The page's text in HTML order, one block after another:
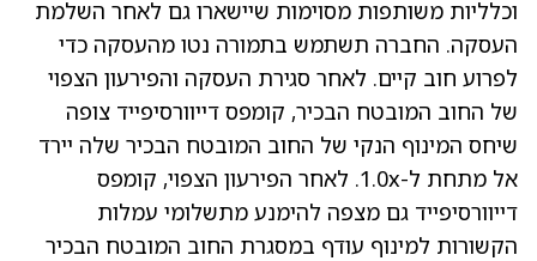
וכלליות משותפות מסוימות שיישארו גם לאחר השלמת
העסקה. החברה תשתמש בתמורה נטו מהעסקה כדי
לפרוע חוב קיים. לאחר סגירת העסקה והפירעון הצפוי
של החוב המובטח הבכיר, קומפס דייוורסיפייד צופה
שיחס המינוף הנקי של החוב המובטח הבכיר שלה יירד
אל מתחת ל-1.0x. לאחר הפירעון הצפוי, קומפס
דייוורסיפייד גם מצפה להימנע מתשלומי עמלות
הקשורות למינוף עודף במסגרת החוב המובטח הבכיר